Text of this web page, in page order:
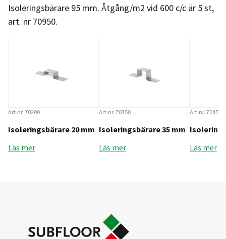
Isoleringsbärare 95 mm. Åtgång/m2 vid 600 c/c är 5 st,
art. nr 70950.
Art.nr. 70200
Isoleringsbärare 20 mm
Läs mer
Art.nr. 70350
Isoleringsbärare 35 mm
Läs mer
Art.nr. 70450
Läs mer